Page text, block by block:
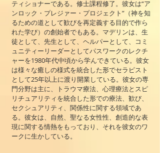
ティショナーである。修士課程修了。彼女は“ア
ンロック・プレジァー・プロジェクト”（神を知
るための道として歓びを再定義する目的で作ら
れた学び）の創始者でもある。マデリンは、生
徒として、先生として、ヘルパーとして、コミ
ュニティーリーダーとしてパスワークのレクチ
ャーを1980年代中頃から学んできている。彼女
は様々な癒しの様式を統合した形でセラピスト
として25年以上に渡り開業している。彼女の専
門分野は主に、トラウマ療法、心理療法とスピ
リチュアリティを統合した形での療法、歓び、
セクシュアリティ、関係性に関する領域であ
る。彼女は、自然、聖なる女性性、創造的な表
現に関する情熱をもっており、それを彼女のワ
ークに生かしている。